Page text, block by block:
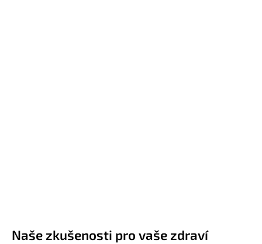
Naše zkušenosti pro vaše zdraví